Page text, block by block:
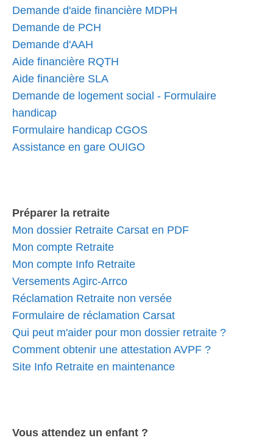
Demande d'aide financière MDPH
Demande de PCH
Demande d'AAH
Aide financière RQTH
Aide financière SLA
Demande de logement social - Formulaire
handicap
Formulaire handicap CGOS
Assistance en gare OUIGO
Préparer la retraite
Mon dossier Retraite Carsat en PDF
Mon compte Retraite
Mon compte Info Retraite
Versements Agirc-Arrco
Réclamation Retraite non versée
Formulaire de réclamation Carsat
Qui peut m'aider pour mon dossier retraite ?
Comment obtenir une attestation AVPF ?
Site Info Retraite en maintenance
Vous attendez un enfant ?